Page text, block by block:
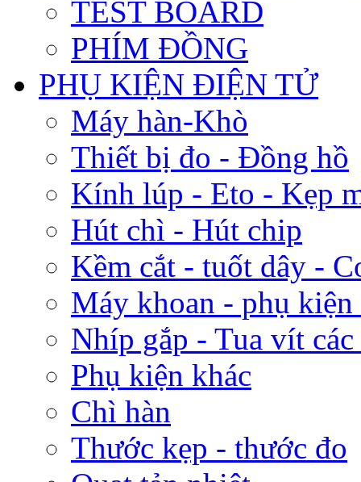
TEST BOARD
PHÍM ĐỒNG
PHỤ KIỆN ĐIỆN TỬ
Máy hàn-Khò
Thiết bị đo - Đồng hồ
Kính lúp - Eto - Kẹp
Hút chì - Hút chip
Kềm cắt - tuốt dây -
Máy khoan - phụ kiện
Nhíp gắp - Tua vít
Phụ kiện khác
Chì hàn
Thước kẹp - thước đo